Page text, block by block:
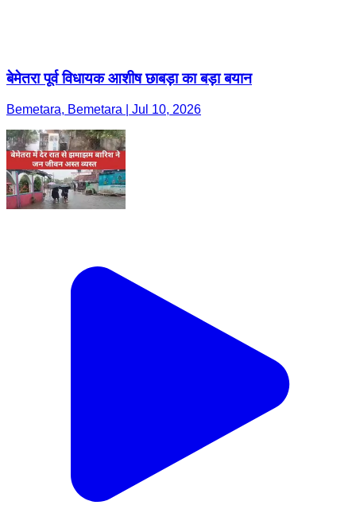
बेमेतरा पूर्व विधायक आशीष छाबड़ा का बड़ा बयान
Bemetara, Bemetara | Jul 10, 2026